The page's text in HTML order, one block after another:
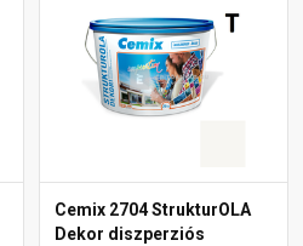
Cemix 2704 StrukturOLA
Dekor diszperziós